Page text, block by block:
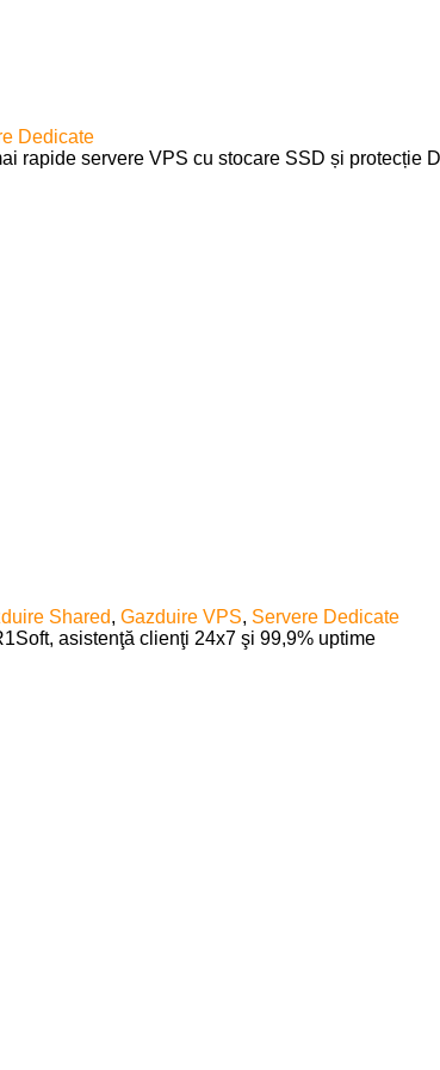
Dedicate
rapide servere VPS cu stocare SSD și protecție
Shared, Gazduire VPS, Servere Dedicate
asistenţă clienţi 24x7 şi 99,9% uptime